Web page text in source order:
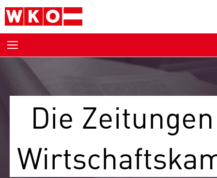
Skip to content
Die